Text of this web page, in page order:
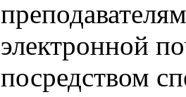
электронной
посредством